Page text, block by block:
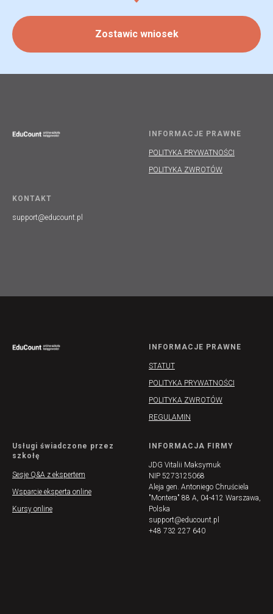
Zostawic wniosek
INFORMACJE PRAWNE
POLITYKA PRYWATNOŚCI
POLITYKA ZWROTÓW
KONTAKT
support@educount.pl
INFORMACJE PRAWNE
STATUT
POLITYKA PRYWATNOŚCI
POLITYKA ZWROTÓW
REGULAMIN
Usługi świadczone przez
szkołę
Sesje Q&A z ekspertem
Wsparcie eksperta online
Kursy online
INFORMACJA FIRMY
JDG Vitalii Maksymuk
NIP 5273125068
Aleja gen. Antoniego Chruściela
"Montera" 88 A, 04-412 Warszawa,
Polska
support@educount.pl
+48 732 227 640